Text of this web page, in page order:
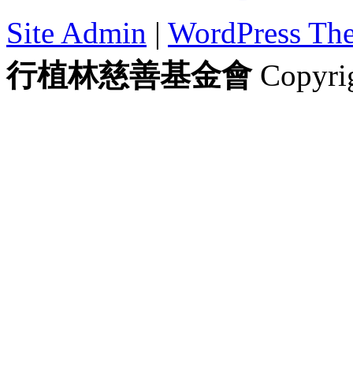
Site Admin | WordPress
行植林慈善基金會